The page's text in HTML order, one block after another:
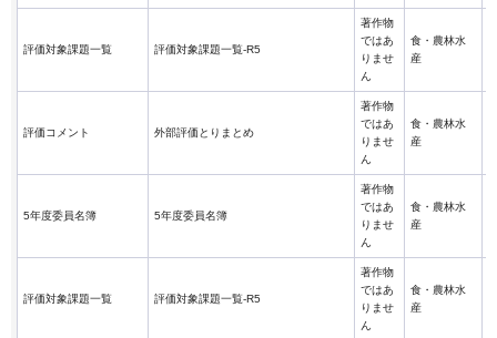
評価対象課題一覧 評価対象課題一覧-R5
著作物
ではあ
りませ
ん
食・農林水
産
評価コメント 外部評価とりまとめ
著作物
ではあ
りませ
ん
食・農林水
産
5年度委員名簿 5年度委員名簿
著作物
ではあ
りませ
ん
食・農林水
産
評価対象課題一覧 評価対象課題一覧-R5
著作物
ではあ
りませ
ん
食・農林水
産